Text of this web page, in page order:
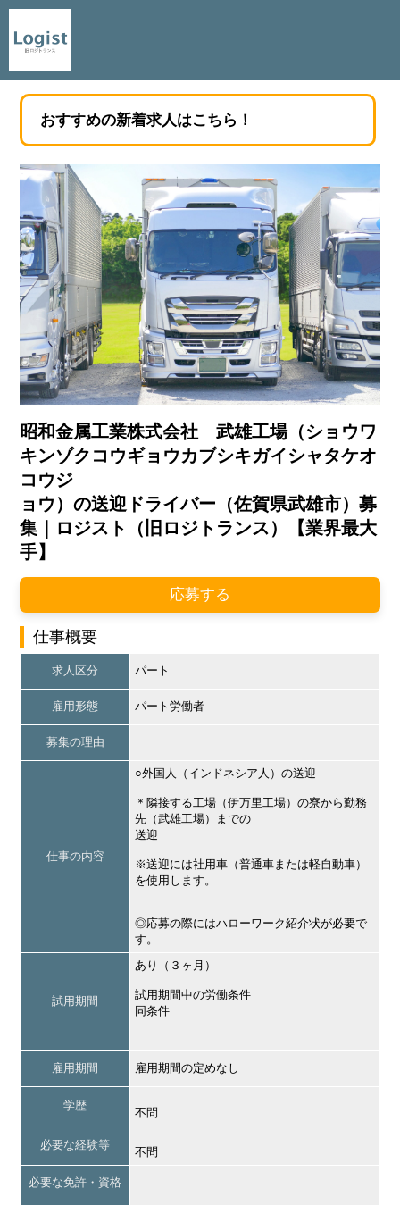
おすすめの新着求人はこちら！
昭和金属工業株式会社 武雄工場（ショウワ
キンゾクコウギョウカブシキガイシャタケオ
コウジ
ョウ）の送迎ドライバー（佐賀県武雄市）募
集｜ロジスト（旧ロジトランス）【業界最大
手】
応募する
仕事概要
求人区分 パート
雇用形態 パート労働者
募集の理由
仕事の内容
○外国人（インドネシア人）の送迎
＊隣接する工場（伊万里工場）の寮から勤務
先（武雄工場）までの
送迎
※送迎には社用車（普通車または軽自動車）
を使用します。
◎応募の際にはハローワーク紹介状が必要で
す。
試用期間
あり（３ヶ月）
試用期間中の労働条件
同条件
雇用期間 雇用期間の定めなし
学歴
不問
必要な経験等
不問
必要な免許・資格